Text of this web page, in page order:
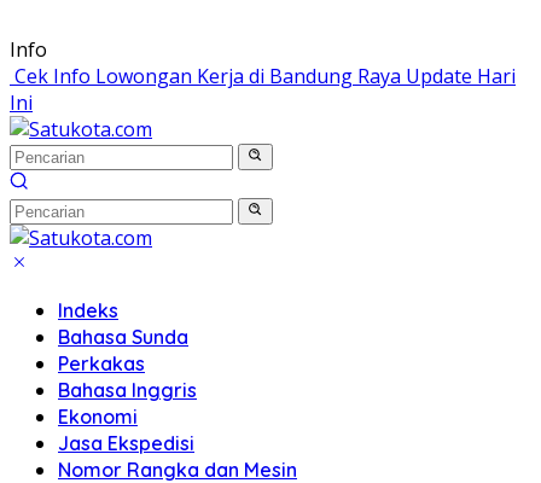
Langsung
ke
konten
Info
Cek Info Lowongan Kerja di Bandung Raya Update Hari
Ini
Indeks
Bahasa Sunda
Perkakas
Bahasa Inggris
Ekonomi
Jasa Ekspedisi
Nomor Rangka dan Mesin